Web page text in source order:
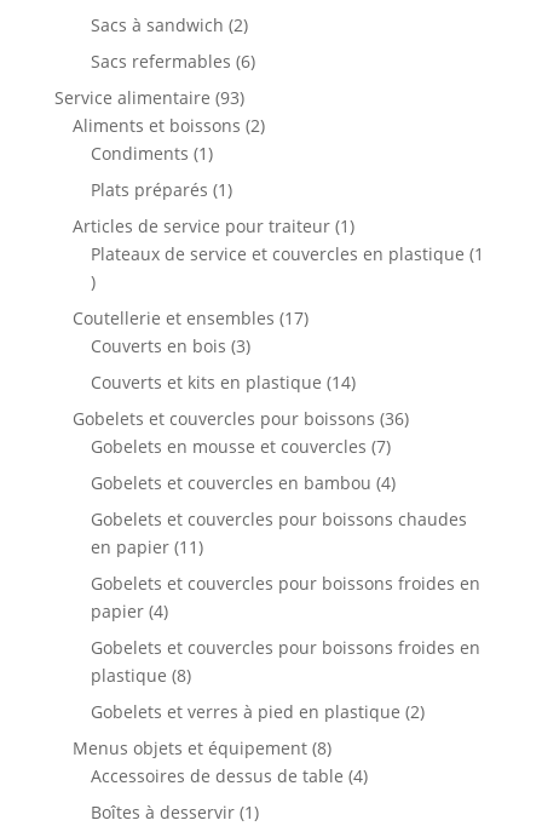
Sacs à sandwich 22
produits
Sacs refermables 66
Service alimentaire 9393
produits
Aliments et boissons 22
Condiments 11
produit
Plats préparés 11
produit
Articles de service pour traiteur 11
produit
Plateaux de service et couvercles en plastique 1
1
produit
Coutellerie et ensembles 1717
Couverts en bois 33
produits
Couverts et kits en plastique 1414
produits
Gobelets et couvercles pour boissons 3636
Gobelets en mousse et couvercles 77
produits
Gobelets et couvercles en bambou 44
produits
Gobelets et couvercles pour boissons chaudes
en papier 1111
produits
Gobelets et couvercles pour boissons froides en
papier 44
produits
Gobelets et couvercles pour boissons froides en
plastique 88
produits
Gobelets et verres à pied en plastique 22
Menus objets et équipement 88
produits
Accessoires de dessus de table 44
Boîtes à desservir 11